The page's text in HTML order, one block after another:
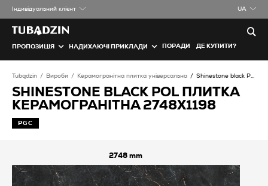
Iндивідуальний клієнт UA
ПРОПОЗИЦІЯ НАДИХАЮЧІ ПРИКЛАДИ ПОРАДИ ДЕ КУПИТИ?
Tubądzin Вироби Керамогранітна плитка універсальна Shinestone black POL Плитка керамогранітна
SHINESTONE BLACK POL ПЛИТКА
КЕРАМОГРАНІТНА 2748X1198
PGC
2748